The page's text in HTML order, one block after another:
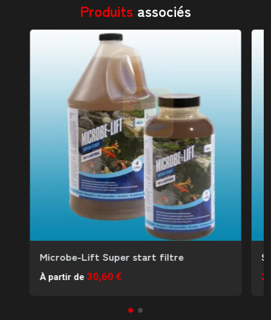
Produits associés
Microbe-Lift Super start filtre
À partir de 30,60 €